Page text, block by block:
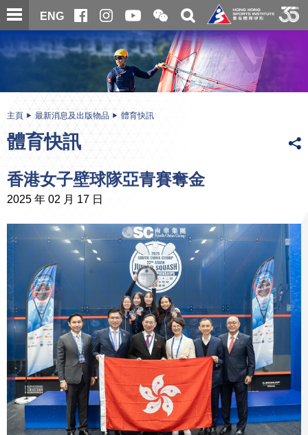
跳
至
內
ENG
開
合
微
信
二
維
碼
關
搜
尋
内
主頁 最新消息及出版物品 體育快訊
體育快訊
香港女子壁球隊亞青賽奪金
2025 年 02 月 17 日